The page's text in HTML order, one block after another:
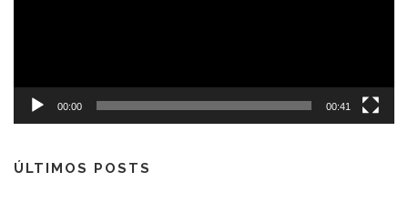
00:00 00:41
ÚLTIMOS POSTS